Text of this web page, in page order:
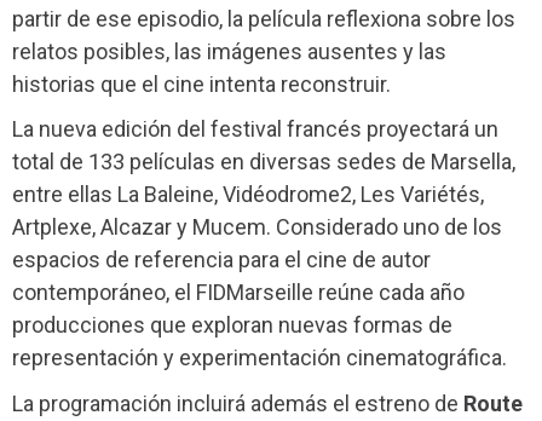
partir de ese episodio, la película reflexiona sobre los
relatos posibles, las imágenes ausentes y las
historias que el cine intenta reconstruir.
La nueva edición del festival francés proyectará un
total de 133 películas en diversas sedes de Marsella,
entre ellas La Baleine, Vidéodrome2, Les Variétés,
Artplexe, Alcazar y Mucem. Considerado uno de los
espacios de referencia para el cine de autor
contemporáneo, el FIDMarseille reúne cada año
producciones que exploran nuevas formas de
representación y experimentación cinematográfica.
La programación incluirá además el estreno de Route